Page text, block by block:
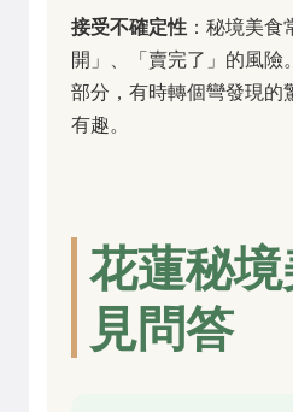
接受不確定性 ：秘境美食
開」、「賣完了」的風險
部分，有時轉個彎發現的
有趣。
花蓮秘
見問答